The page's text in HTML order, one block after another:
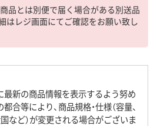
品とは別便で届く場合がある別送品
はレジ画面にてご確認をお願い致し
最新の商品情報を表示するよう努め
合等により、商品規格・仕様（容量、
など）が変更される場合がございま